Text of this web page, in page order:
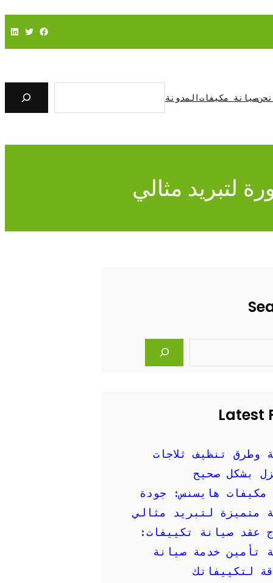
فيسبوك تويتر لينكد إن
صيانة مكيفاتالمدونة
ح
لتبريد مثالي
Latest
وطرق تنظيف ثلاجات
بشكل صحيح
مكيفات هايسنس: جودة
متميزة لتبريد مثالي
عقد صيانة تكييفات:
تأمين خدمة صيانة
لتكييفاتك